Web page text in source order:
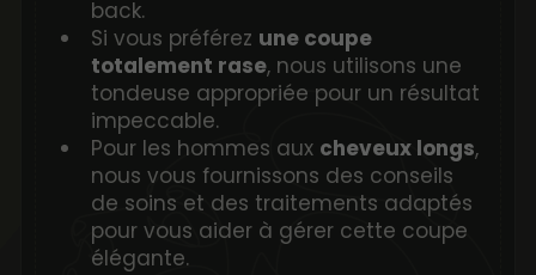
back.
Si vous préférez une coupe
totalement rase, nous utilisons une
tondeuse appropriée pour un résultat
impeccable.
Pour les hommes aux cheveux longs,
nous vous fournissons des conseils
de soins et des traitements adaptés
pour vous aider à gérer cette coupe
élégante.